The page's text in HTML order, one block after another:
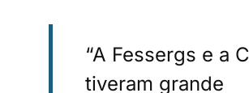
“A Fessergs e a
tiveram grande